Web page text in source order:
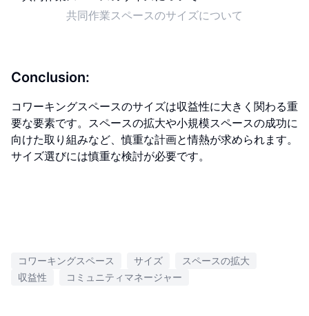
共同作業スペースのサイズについて
Conclusion:
コワーキングスペースのサイズは収益性に大きく関わる重
要な要素です。スペースの拡大や小規模スペースの成功に
向けた取り組みなど、慎重な計画と情熱が求められます。
サイズ選びには慎重な検討が必要です。
コワーキングスペース サイズ
スペースの拡大
収益性
コミュニティマネージャー